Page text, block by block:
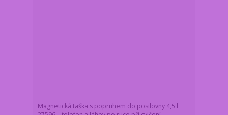
Magnetická taška s popruhem do posilovny 4,5 l